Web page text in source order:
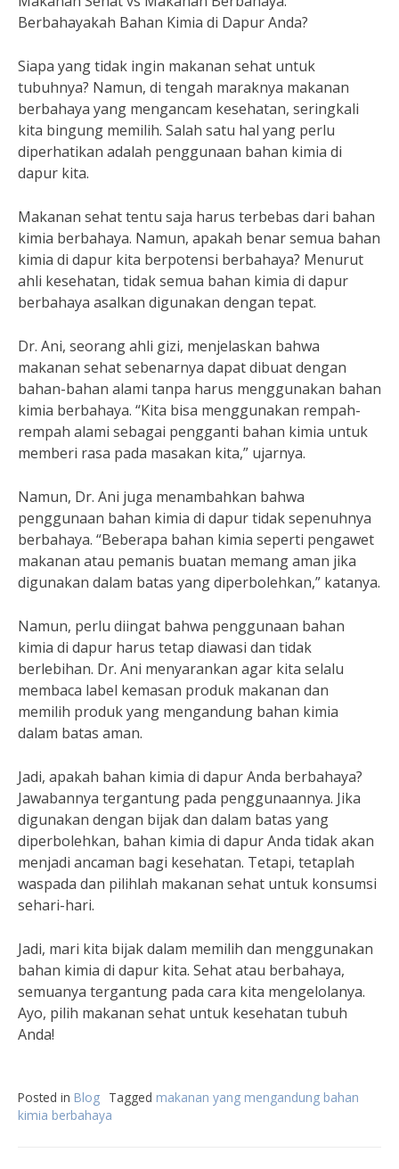
Berbahayakah Bahan Kimia di Dapur Anda?
Siapa yang tidak ingin makanan sehat untuk
tubuhnya? Namun, di tengah maraknya makanan
berbahaya yang mengancam kesehatan, seringkali
kita bingung memilih. Salah satu hal yang perlu
diperhatikan adalah penggunaan bahan kimia di
dapur kita.
Makanan sehat tentu saja harus terbebas dari bahan
kimia berbahaya. Namun, apakah benar semua bahan
kimia di dapur kita berpotensi berbahaya? Menurut
ahli kesehatan, tidak semua bahan kimia di dapur
berbahaya asalkan digunakan dengan tepat.
Dr. Ani, seorang ahli gizi, menjelaskan bahwa
makanan sehat sebenarnya dapat dibuat dengan
bahan-bahan alami tanpa harus menggunakan bahan
kimia berbahaya. “Kita bisa menggunakan rempah-
rempah alami sebagai pengganti bahan kimia untuk
memberi rasa pada masakan kita,” ujarnya.
Namun, Dr. Ani juga menambahkan bahwa
penggunaan bahan kimia di dapur tidak sepenuhnya
berbahaya. “Beberapa bahan kimia seperti pengawet
makanan atau pemanis buatan memang aman jika
digunakan dalam batas yang diperbolehkan,” katanya.
Namun, perlu diingat bahwa penggunaan bahan
kimia di dapur harus tetap diawasi dan tidak
berlebihan. Dr. Ani menyarankan agar kita selalu
membaca label kemasan produk makanan dan
memilih produk yang mengandung bahan kimia
dalam batas aman.
Jadi, apakah bahan kimia di dapur Anda berbahaya?
Jawabannya tergantung pada penggunaannya. Jika
digunakan dengan bijak dan dalam batas yang
diperbolehkan, bahan kimia di dapur Anda tidak akan
menjadi ancaman bagi kesehatan. Tetapi, tetaplah
waspada dan pilihlah makanan sehat untuk konsumsi
sehari-hari.
Jadi, mari kita bijak dalam memilih dan menggunakan
bahan kimia di dapur kita. Sehat atau berbahaya,
semuanya tergantung pada cara kita mengelolanya.
Ayo, pilih makanan sehat untuk kesehatan tubuh
Anda!
Posted in Blog Tagged makanan yang mengandung bahan
kimia berbahaya